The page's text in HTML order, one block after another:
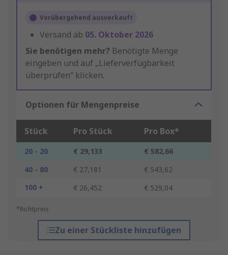
Vorübergehend ausverkauft
Versand ab 05. Oktober 2026
Sie benötigen mehr? Benötigte Menge
eingeben und auf „Lieferverfügbarkeit
überprüfen“ klicken.
Optionen für Mengenpreise
Stück Pro Stück Pro Box*
20 - 20 € 29,133
€ 582,66
40 - 80
€ 27,181
€ 543,62
100 +
€ 26,452 € 529,04
*Richtpreis
Zu einer Stückliste hinzufügen